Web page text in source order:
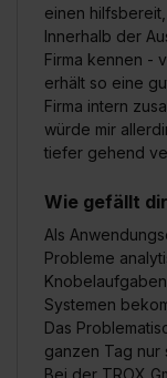
einen
Innerhalb der
Firma kennen -
erhält so eine
Firma intern
würde mir
tiefer gehend
Wie gefällt
Als
Probleme
Systemen
Das
ganzen Tag nur
Bei der TROX